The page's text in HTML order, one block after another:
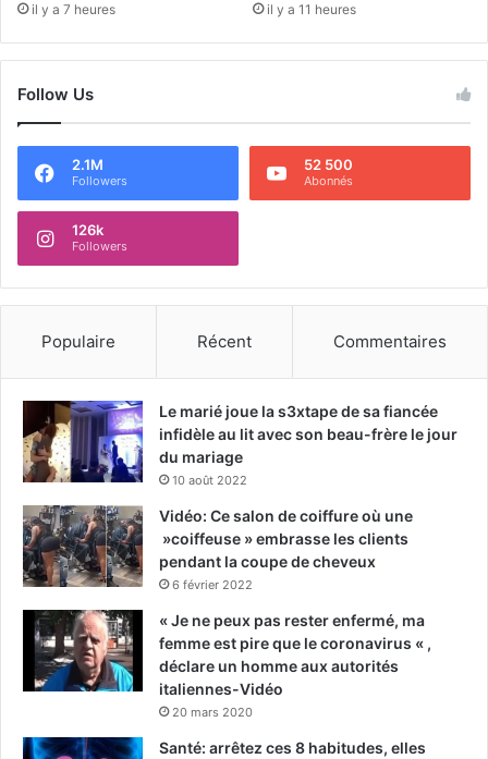
il y a 7 heures il y a 11 heures
Follow Us
2.1M
Followers
52 500
Abonnés
126k
Followers
Populaire Récent Commentaires
Le marié joue la s3xtape de sa fiancée
infidèle au lit avec son beau-frère le jour
du mariage
10 août 2022
Vidéo: Ce salon de coiffure où une
»coiffeuse » embrasse les clients
pendant la coupe de cheveux
6 février 2022
« Je ne peux pas rester enfermé, ma
femme est pire que le coronavirus « ,
déclare un homme aux autorités
italiennes-Vidéo
20 mars 2020
Santé: arrêtez ces 8 habitudes, elles